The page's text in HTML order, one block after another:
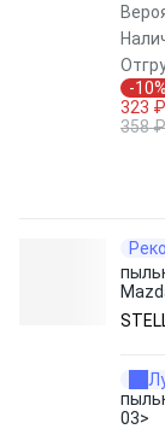
-10%
323 ₽
358 ₽
03>